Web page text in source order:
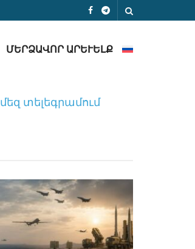
ՄԵՐՁԱՎՈՐ ԱՐԵՒԵԼՔ
տելեգրամում